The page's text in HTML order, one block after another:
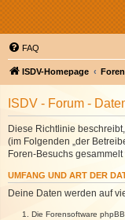
FAQ
ISDV-Homepage Foren
ISDV - Forum -
Diese Richtlinie beschreibt,
(im Folgenden „der
Foren-Besuchs
UMFANG UND ART DER
Deine Daten werden auf
Die Forensoftware